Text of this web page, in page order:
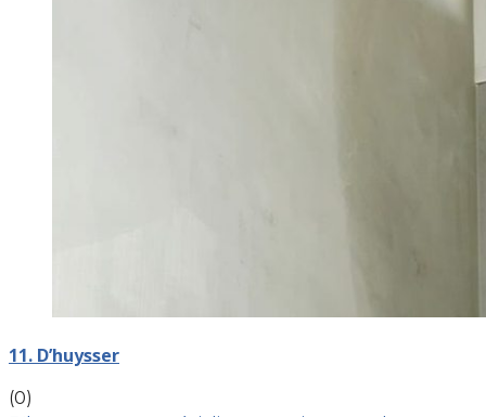
11. D’huysser
(0)